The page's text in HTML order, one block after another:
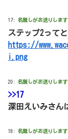
17: 名無しがお送りします
ステップ2って
https://
i.png
20: 名無しがお送りします
>>17
深田えいみさん
18: 名無しがお送りします